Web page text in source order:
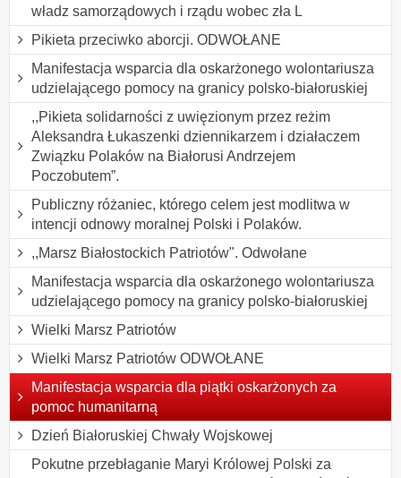
władz samorządowych i rządu wobec zła L
Pikieta przeciwko aborcji. ODWOŁANE
Manifestacja wsparcia dla oskarżonego wolontariusza
udzielającego pomocy na granicy polsko-białoruskiej
,,Pikieta solidarności z uwięzionym przez reżim
Aleksandra Łukaszenki dziennikarzem i działaczem
Związku Polaków na Białorusi Andrzejem
Poczobutem”.
Publiczny różaniec, którego celem jest modlitwa w
intencji odnowy moralnej Polski i Polaków.
,,Marsz Białostockich Patriotów". Odwołane
Manifestacja wsparcia dla oskarżonego wolontariusza
udzielającego pomocy na granicy polsko-białoruskiej
Wielki Marsz Patriotów
Wielki Marsz Patriotów ODWOŁANE
Manifestacja wsparcia dla piątki oskarżonych za
pomoc humanitarną
Dzień Białoruskiej Chwały Wojskowej
Pokutne przebłaganie Maryi Królowej Polski za